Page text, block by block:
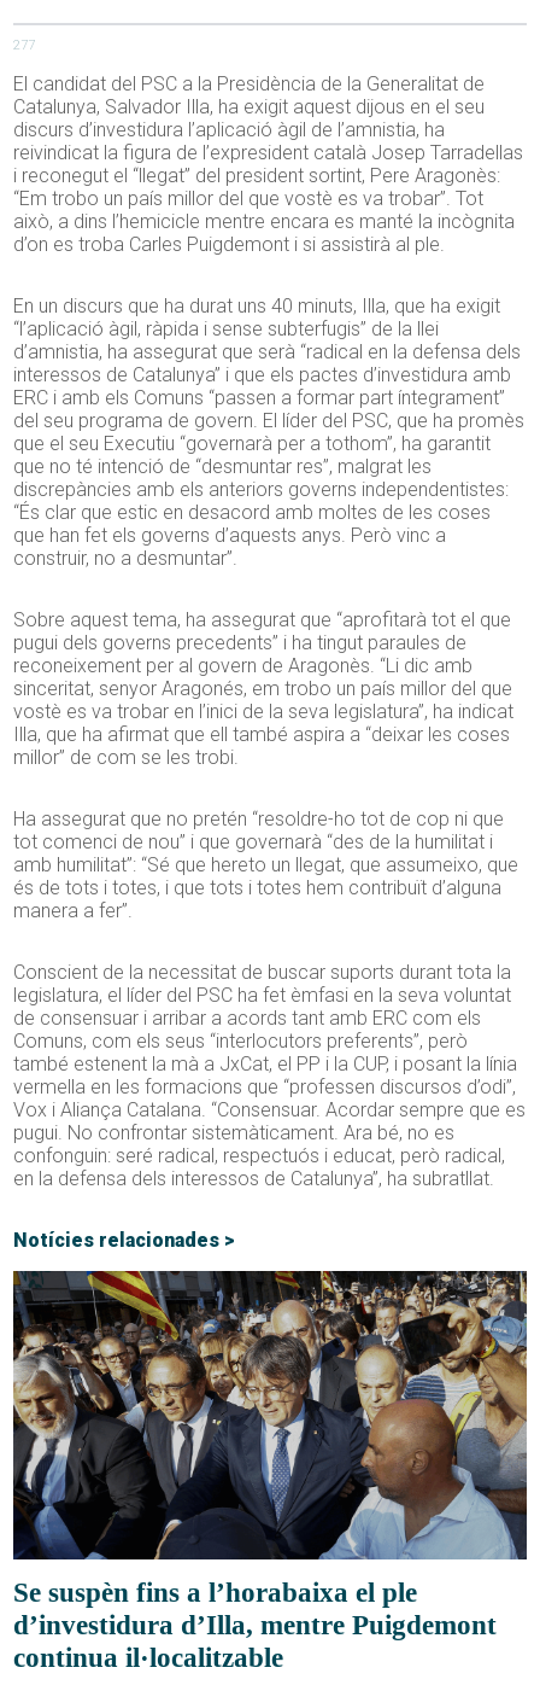
277
El candidat del PSC a la Presidència de la Generalitat de
Catalunya, Salvador Illa, ha exigit aquest dijous en el seu
discurs d’investidura l’aplicació àgil de l’amnistia, ha
reivindicat la figura de l’expresident català Josep Tarradellas
i reconegut el “llegat” del president sortint, Pere Aragonès:
“Em trobo un país millor del que vostè es va trobar”. Tot
això, a dins l’hemicicle mentre encara es manté la incògnita
d’on es troba Carles Puigdemont i si assistirà al ple.
En un discurs que ha durat uns 40 minuts, Illa, que ha exigit
“l’aplicació àgil, ràpida i sense subterfugis” de la llei
d’amnistia, ha assegurat que serà “radical en la defensa dels
interessos de Catalunya” i que els pactes d’investidura amb
ERC i amb els Comuns “passen a formar part íntegrament”
del seu programa de govern. El líder del PSC, que ha promès
que el seu Executiu “governarà per a tothom”, ha garantit
que no té intenció de “desmuntar res”, malgrat les
discrepàncies amb els anteriors governs independentistes:
“És clar que estic en desacord amb moltes de les coses
que han fet els governs d’aquests anys. Però vinc a
construir, no a desmuntar”.
Sobre aquest tema, ha assegurat que “aprofitarà tot el que
pugui dels governs precedents” i ha tingut paraules de
reconeixement per al govern de Aragonès. “Li dic amb
sinceritat, senyor Aragonés, em trobo un país millor del que
vostè es va trobar en l’inici de la seva legislatura”, ha indicat
Illa, que ha afirmat que ell també aspira a “deixar les coses
millor” de com se les trobi.
Ha assegurat que no pretén “resoldre-ho tot de cop ni que
tot comenci de nou” i que governarà “des de la humilitat i
amb humilitat”: “Sé que hereto un llegat, que assumeixo, que
és de tots i totes, i que tots i totes hem contribuït d’alguna
manera a fer”.
Conscient de la necessitat de buscar suports durant tota la
legislatura, el líder del PSC ha fet èmfasi en la seva voluntat
de consensuar i arribar a acords tant amb ERC com els
Comuns, com els seus “interlocutors preferents”, però
també estenent la mà a JxCat, el PP i la CUP, i posant la línia
vermella en les formacions que “professen discursos d’odi”,
Vox i Aliança Catalana. “Consensuar. Acordar sempre que es
pugui. No confrontar sistemàticament. Ara bé, no es
confonguin: seré radical, respectuós i educat, però radical,
en la defensa dels interessos de Catalunya”, ha subratllat.
Notícies relacionades >
Se suspèn fins a l’horabaixa el ple
d’investidura d’Illa, mentre Puigdemont
continua il·localitzable